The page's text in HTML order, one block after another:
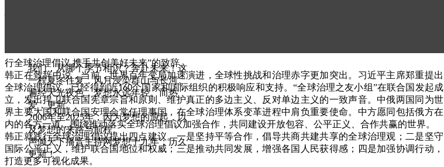
6 5
行全球治理倡议 携手共创美好未来”的致辞。
韩正在致辞中说，当前，世界百年变局加速演进，全球性挑战和治理赤字更加突出。习近平主席郑重提出
全球治理倡议，已经得到近160个国家和国际组织的积极响应和支持。“全球治理之友小组”在联合国发起成
立，发出捍卫联合国宪章宗旨和原则、维护真正的多边主义、反对单边主义的一致声音。中俄两国同为世
界主要大国和联合国安理会常任理事国，在全球治理体系变革进程中肩负重要使命。中方愿同包括俄方在
内的各方一道，围绕推动落实全球治理倡议加强合作，共同建设开放包容、公平正义、合作共赢的世界。
韩正就践行全球治理倡议提出四点建议。一是坚持平等合作，倡导共商共建共享的全球治理观；二是坚守
国际公平正义，维护联合国地位和权威；三是推动共同发展，增强各国人民获得感；四是加强协调行动，
打造更多可视化成果。
我们，从哪个季节相识？奔赴未来！这
一程夏冬往复，风月浸染群山与长河。
遍经天光夜色，梦想永远年轻。而热
爱，更新。
2006年至2025年，因为梦想的源起，以
及梦想的来路与前程。
声倾天下播音主持网梦想十九年：历久
更新！